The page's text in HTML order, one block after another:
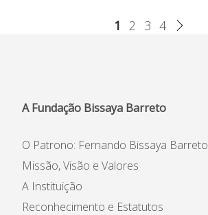
1 2 3 4
A Fundação Bissaya Barreto
O Patrono: Fernando Bissaya Barreto
Missão, Visão e Valores
A Instituição
Reconhecimento e Estatutos